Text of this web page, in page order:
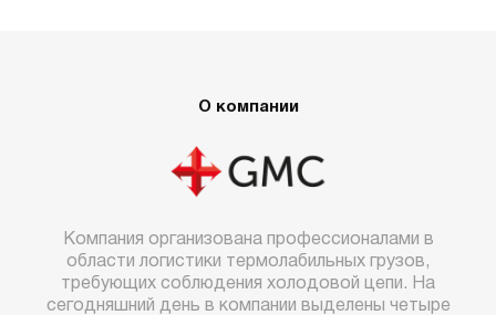
О компании
Компания организована профессионалами в
области логистики термолабильных грузов,
требующих соблюдения холодовой цепи. На
сегодняшний день в компании выделены четыре